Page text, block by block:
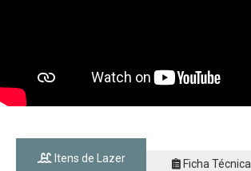
Itens de Lazer Ficha Técnica